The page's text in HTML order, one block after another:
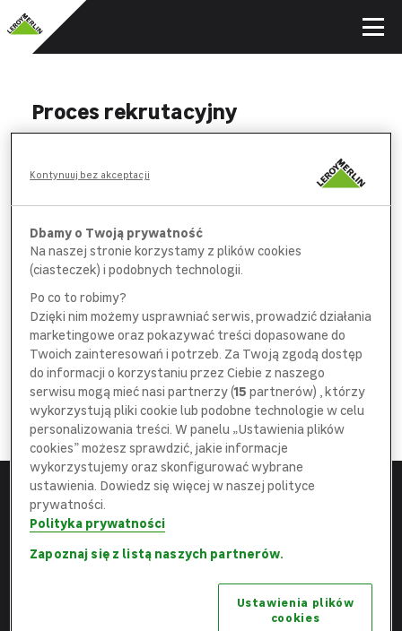
Proces rekrutacyjny
ankietę na wybranych stanowiskach
POROZMAWIAJ
z pracownikiem działu rekrutacji
SPOTKAJ SIĘ
z bezpośrednimprzełożonym
DOŁĄCZ
do najlepszej Ekipy
Menu
Strona główna
leroymerlin.pl
Fundacja Leroy Merlin
Biuro prasowe
Dbamy o Twoją prywatność
Na naszej stronie korzystamy z plików cookies
(ciasteczek) i podobnych technologii.
Po co to robimy?
Dzięki nim możemy usprawniać serwis, prowadzić działania
marketingowe oraz pokazywać treści dopasowane do
Twoich zainteresowań i potrzeb. Za Twoją zgodą dostęp
do informacji o korzystaniu przez Ciebie z naszego
serwisu mogą mieć nasi partnerzy (15 partnerów) , którzy
wykorzystują pliki cookie lub podobne technologie w celu
personalizowania treści. W panelu „Ustawienia plików
cookies” możesz sprawdzić, jakie informacje
wykorzystujemy oraz skonfigurować wybrane
ustawienia. Dowiedz się więcej w naszej polityce
prywatności.
Polityka prywatności
Zapoznaj się z listą naszych partnerów.
Ustawienia plików
cookies
Kontynuuj bez akceptacji